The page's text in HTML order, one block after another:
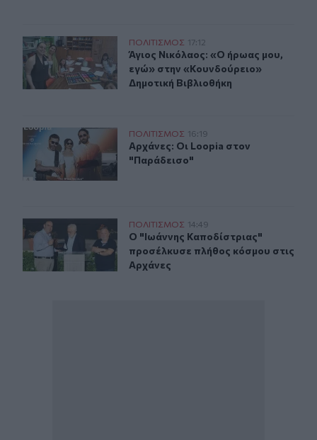
Άγιος Νικόλαος: «Ο ήρωας μου, εγώ» στην
ΠΟΛΙΤΙΣΜΟΣ 17:12
Άγιος Νικόλαος: «Ο ήρωας μου,
Άγιος Νικόλαος: «Ο ήρωας μου,
εγώ» στην «Κουνδούρειο»
Δημοτική Βιβλιοθήκη
Αρχάνες: Οι Loopia στον "Παράδεισο"
ΠΟΛΙΤΙΣΜΟΣ 16:19
Αρχάνες: Οι Loopia στον
Αρχάνες: Οι Loopia στον
"Παράδεισο"
Ο "Ιωάννης Καποδίστριας" προσέλκυσε πλήθος κόσμου
ΠΟΛΙΤΙΣΜΟΣ 14:49
Ο "Ιωάννης Καποδίστριας"
Ο "Ιωάννης Καποδίστριας"
προσέλκυσε πλήθος κόσμου στις
Αρχάνες